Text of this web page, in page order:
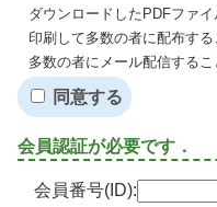
ダウンロードしたPDFファ
印刷して多数の者に配布する
多数の者にメール配信するこ
同意する
会員認証が必要です．
会員番号(ID):